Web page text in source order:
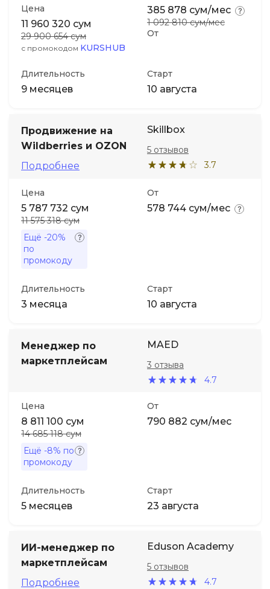
Цена
11 960 320 сум
29 900 654 сум
с промокодом KURSHUB
От
385 878 сум/мес
1 092 810 сум/мес
Длительность
9 месяцев
Старт
10 августа
Продвижение на
Wildberries и OZON
Подробнее
Skillbox
3.7
5 отзывов
Цена
5 787 732 сум
11 575 318 сум
Ещё -20%
по
промокоду
От
578 744 сум/мес
Длительность
3 месяца
Старт
10 августа
Менеджер по
маркетплейсам
MAED
4.7
3 отзыва
Цена
8 811 100 сум
14 685 118 сум
Ещё -8% по
промокоду
От
790 882 сум/мес
Длительность
5 месяцев
Старт
23 августа
ИИ-менеджер по
маркетплейсам
Подробнее
Eduson Academy
4.7
5 отзывов